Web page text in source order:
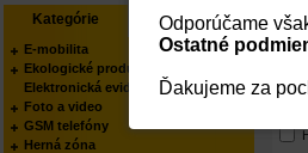
Kategórie Výrobcovia
E-mobilita
Ekologické produkty
Elektronická evidencia tržieb
Foto a video
GSM telefóny
Herná zóna
Odporúčame
Ostatné
Ďakujeme za